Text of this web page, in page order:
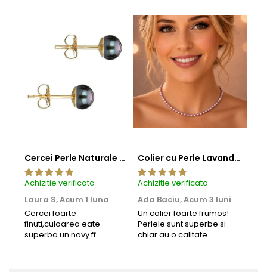
Cercei Perle Naturale Negre 5-6 mm, Buton AAA, Aur 14K (aur 585), Tip Șurub | KASKADDA®
Achizitie verificata
Laura S,Acum 1 luna
Cercei foarte
finuti,culoarea eate
superba un navy ff
Colier cu Perle Lavanda la Baza Gatului, de 4-5 mm, Perle Rare, Calitate AAA+, Aur 14K | KASKADDA®
Achizitie verificata
Ada Baciu,Acum 3 luni
Un colier foarte frumos!
Perlele sunt superbe si
chiar au o calitate